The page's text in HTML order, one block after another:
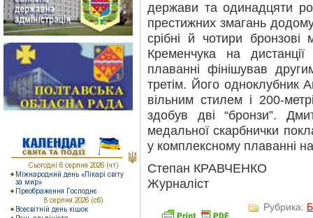
держави та одинадцяти
престижних змагань
срібні й чотири
Кременчука на
плаванні фінішував
третім. Його одноклубник
вільним стилем і 200-
здобув дві “бронзи”.
медальної скарбнички
у комплексному плаванні
Степан КРАВЧЕНКО
Журналіст
Рубрика: